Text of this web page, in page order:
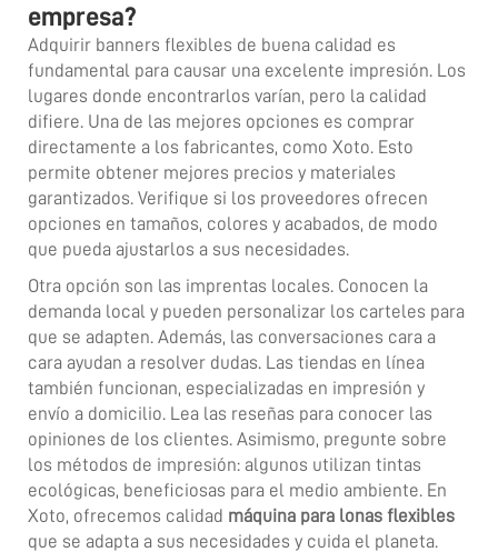
empresa?
Adquirir banners flexibles de buena calidad es
fundamental para causar una excelente impresión. Los
lugares donde encontrarlos varían, pero la calidad
difiere. Una de las mejores opciones es comprar
directamente a los fabricantes, como Xoto. Esto
permite obtener mejores precios y materiales
garantizados. Verifique si los proveedores ofrecen
opciones en tamaños, colores y acabados, de modo
que pueda ajustarlos a sus necesidades.
Otra opción son las imprentas locales. Conocen la
demanda local y pueden personalizar los carteles para
que se adapten. Además, las conversaciones cara a
cara ayudan a resolver dudas. Las tiendas en línea
también funcionan, especializadas en impresión y
envío a domicilio. Lea las reseñas para conocer las
opiniones de los clientes. Asimismo, pregunte sobre
los métodos de impresión: algunos utilizan tintas
ecológicas, beneficiosas para el medio ambiente. En
Xoto, ofrecemos calidad máquina para lonas flexibles
que se adapta a sus necesidades y cuida el planeta.